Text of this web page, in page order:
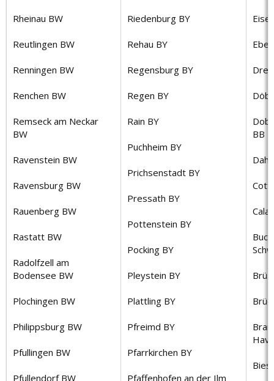
Rheinau BW
Reutlingen BW
Renningen BW
Renchen BW
Remseck am Neckar
BW
Ravenstein BW
Ravensburg BW
Rauenberg BW
Rastatt BW
Radolfzell am
Bodensee BW
Plochingen BW
Philippsburg BW
Pfullingen BW
Pfullendorf BW
Riedenburg BY
Rehau BY
Regensburg BY
Regen BY
Rain BY
Puchheim BY
Prichsenstadt BY
Pressath BY
Pottenstein BY
Pocking BY
Pleystein BY
Plattling BY
Pfreimd BY
Pfarrkirchen BY
Pfaffenhofen an der Ilm
BB